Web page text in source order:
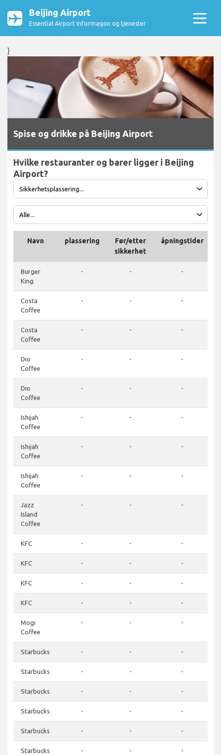
Beijing Airport
Essential Airport Informasjon og tjenester
}
Spise og drikke på Beijing Airport
Hvilke restauranter og barer ligger i Beijing
Airport?
Navn plassering
Før/etter
sikkerhet
åpningstider
Burger
King
- - -
Costa
Coffee
- - -
Costa
Coffee
- - -
Dio
Coffee
- - -
Dio
Coffee
- - -
Ishijah
Coffee
- - -
Ishijah
Coffee
- - -
Ishijah
Coffee
- - -
Jazz
Island
Coffee
- - -
KFC - - -
KFC - - -
KFC - - -
KFC - - -
Mogi
Coffee
- - -
Starbucks - - -
Starbucks - - -
Starbucks - - -
Starbucks - - -
Starbucks - - -
Starbucks - - -